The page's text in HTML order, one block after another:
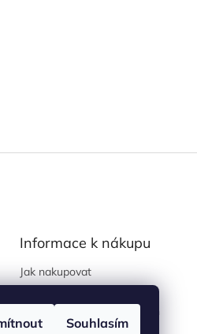
Souhlasím
Informace k nákupu
Jak nakupovat
Podmínky ochrany osobních
údajů